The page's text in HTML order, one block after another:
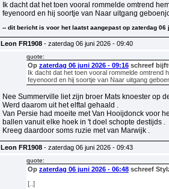
Ik dacht dat het toen vooral rommelde omtrend
feyenoord en hij soortje van Naar uitgang
-- dit bericht is voor het laatst aangepast op zaterdag 06
Leon FR1908 - zaterdag 06 juni 2026 - 09:40
quote:
Op zaterdag 06 juni 2026 - 09:16 schreef
Ik dacht dat het toen vooral rommelde omtrend
feyenoord en hij soortje van Naar uitgang
Nee Summerville liet zijn broer Mats knoester op
Werd daarom uit het elftal gehaald .
Van Persie had moeite met Van Hooijdonck voor
ballen vanuit elke hoek in 't doel schopte destijds .
Kreeg daardoor soms ruzie met van Marwijk .
Leon FR1908 - zaterdag 06 juni 2026 - 09:43
quote:
Op zaterdag 06 juni 2026 - 06:48 schreef
[..]